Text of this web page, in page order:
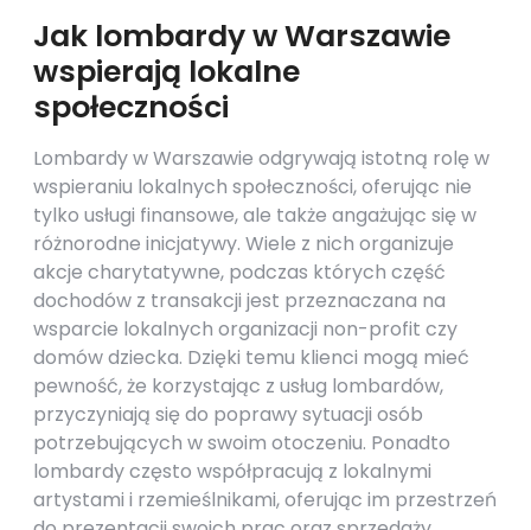
Jak lombardy w Warszawie
wspierają lokalne
społeczności
Lombardy w Warszawie odgrywają istotną rolę w
wspieraniu lokalnych społeczności, oferując nie
tylko usługi finansowe, ale także angażując się w
różnorodne inicjatywy. Wiele z nich organizuje
akcje charytatywne, podczas których część
dochodów z transakcji jest przeznaczana na
wsparcie lokalnych organizacji non-profit czy
domów dziecka. Dzięki temu klienci mogą mieć
pewność, że korzystając z usług lombardów,
przyczyniają się do poprawy sytuacji osób
potrzebujących w swoim otoczeniu. Ponadto
lombardy często współpracują z lokalnymi
artystami i rzemieślnikami, oferując im przestrzeń